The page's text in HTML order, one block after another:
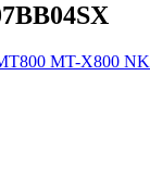
800 MT-X800 NK